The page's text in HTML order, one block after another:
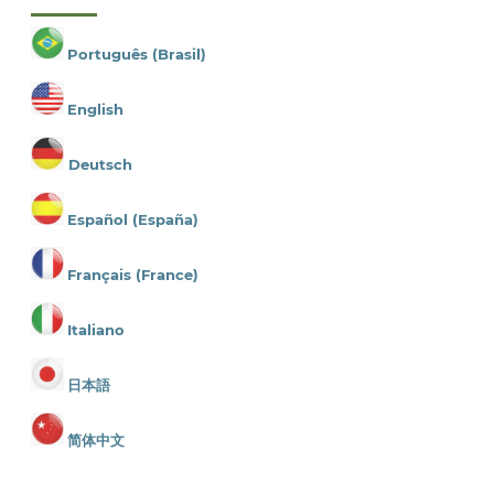
Português (Brasil)
English
Deutsch
Español (España)
Français (France)
Italiano
日本語
简体中文